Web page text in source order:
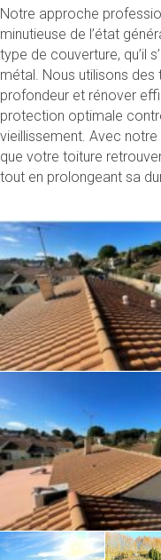
Notre approche
minutieuse de l’état
type de couverture, qu’il
métal. Nous utilisons
profondeur et rénover
protection optimale
vieillissement. Avec
que votre toiture
tout en prolongeant sa